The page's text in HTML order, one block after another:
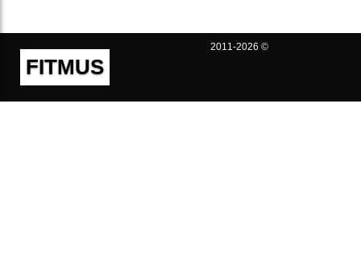
FITMUS
2011-2026 ©